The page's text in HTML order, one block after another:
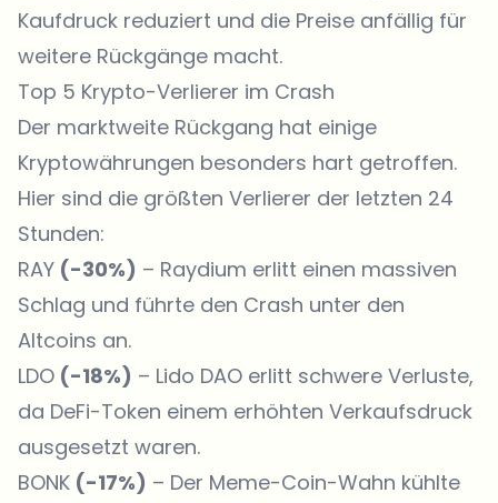
Kaufdruck reduziert und die Preise anfällig für
weitere Rückgänge macht.
Top 5 Krypto-Verlierer im Crash
Der marktweite Rückgang hat einige
Kryptowährungen besonders hart getroffen.
Hier sind die größten Verlierer der letzten 24
Stunden:
RAY (-30%) – Raydium erlitt einen massiven
Schlag und führte den Crash unter den
Altcoins an.
LDO (-18%) – Lido DAO erlitt schwere Verluste,
da DeFi-Token einem erhöhten Verkaufsdruck
ausgesetzt waren.
BONK (-17%) – Der Meme-Coin-Wahn kühlte